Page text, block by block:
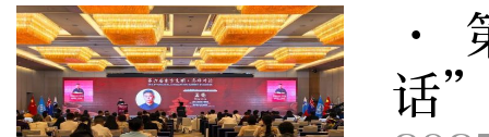
·
话”